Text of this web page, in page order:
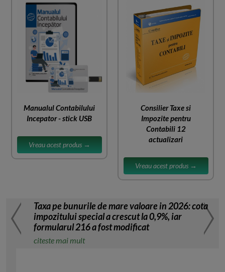
Manualul Contabilului
Incepator - stick USB
Vreau acest produs →
Consilier Taxe si
Impozite pentru
Contabili 12
actualizari
Vreau acest produs →
Taxa pe bunurile de mare valoare in 2026: cota
impozitului special a crescut la 0,9%, iar
formularul 216 a fost modificat
citeste mai mult